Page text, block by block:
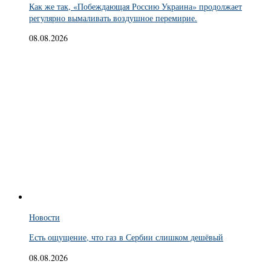
Как же так, «Побеждающая Россию Украина» продолжает
регулярно вымаливать воздушное перемирие.
08.08.2026
Новости
Есть ощущение, что газ в Сербии слишком дешёвый
08.08.2026